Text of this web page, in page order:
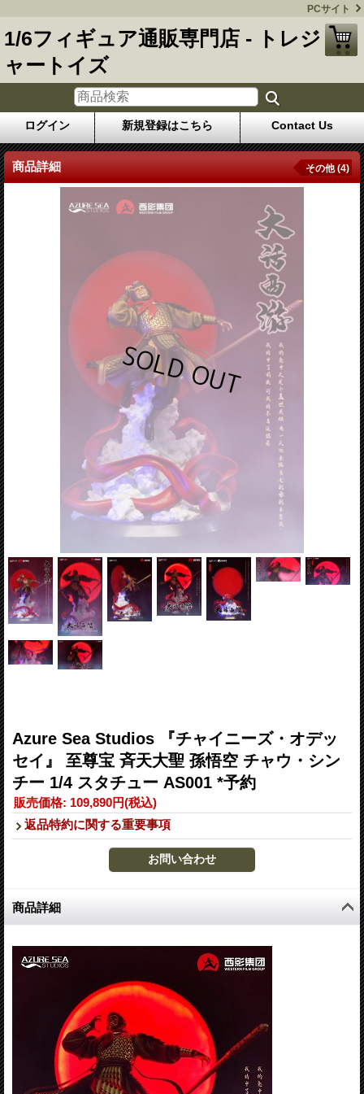
PCサイト
1/6フィギュア通販専門店 - トレジ
ャートイズ
ログイン 新規登録はこちら Contact Us
商品詳細 その他 (4)
Azure Sea Studios 『チャイニーズ・オデッ
セイ』 至尊宝 斉天大聖 孫悟空 チャウ・シン
チー 1/4 スタチュー AS001 *予約
販売価格: 109,890円(税込)
返品特約に関する重要事項
商品詳細